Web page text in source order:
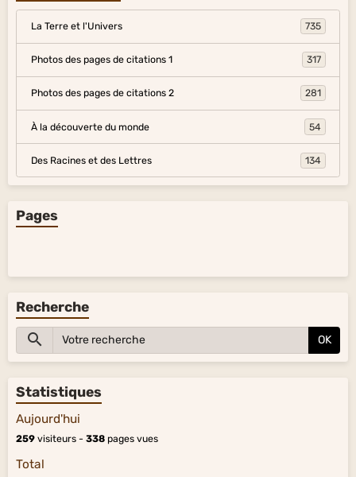
La Terre et l'Univers 735
Photos des pages de citations 1 317
Photos des pages de citations 2 281
À la découverte du monde 54
Des Racines et des Lettres 134
Pages
Recherche
OK
Statistiques
Aujourd'hui
259 visiteurs - 338 pages vues
Total